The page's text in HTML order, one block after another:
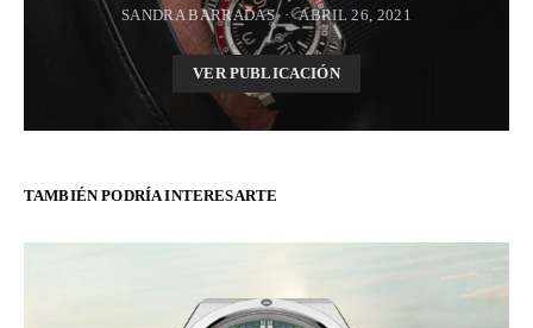
SANDRA BARRADAS ABRIL 26, 2021
VER PUBLICACIÓN
TAMBIÉN PODRÍA INTERESARTE